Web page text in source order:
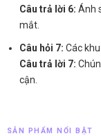
Câu trả lời 6: Ánh
mắt.
Câu hỏi 7: Các
Câu trả lời 7:
cận.
SẢN PHẨM NỔI BẬT